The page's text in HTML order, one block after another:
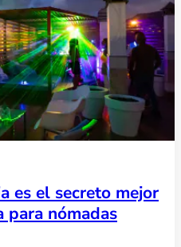
es el secreto mejor
para nómadas